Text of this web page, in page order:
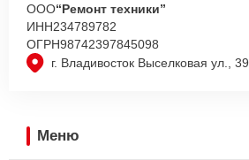
г. Владивосток Выселковая ул., 39
ООО“Ремонт техники”
ИНН234789782
ОГРН98742397845098
Меню